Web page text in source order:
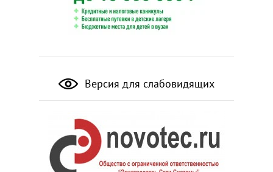
Версия для слабовидящих